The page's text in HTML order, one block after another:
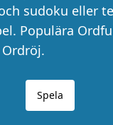
sudoku eller
Populära
Spela